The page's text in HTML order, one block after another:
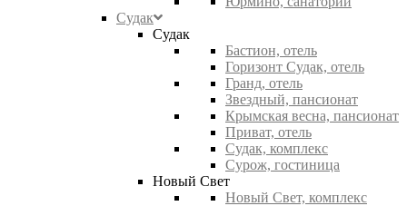
Судак
Судак
Бастион, отель
Горизонт Судак, отель
Гранд, отель
Звездный, пансионат
Крымская весна, пансионат
Приват, отель
Судак, комплекс
Сурож, гостиница
Новый Свет
Новый Свет, комплекс